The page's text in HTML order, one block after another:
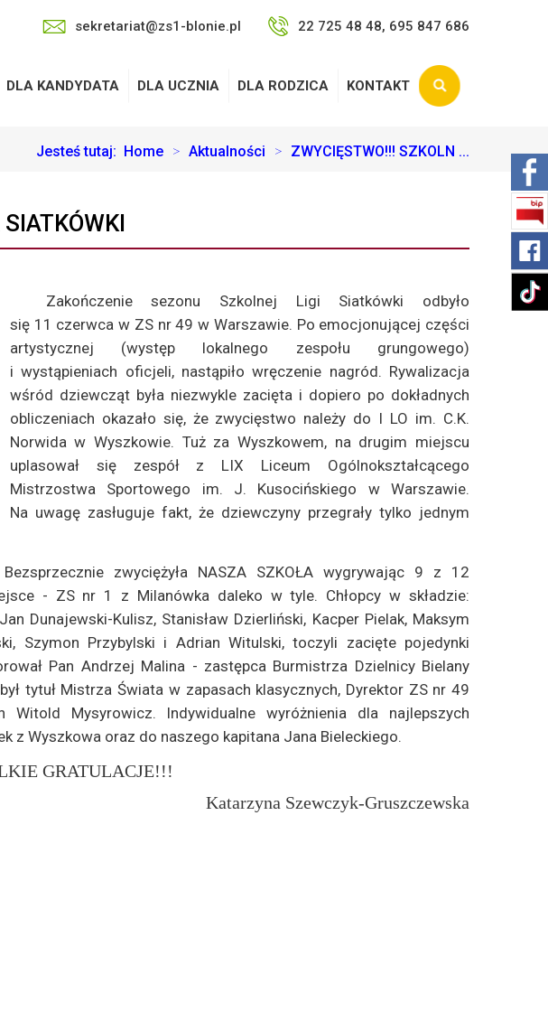
sekretariat@zs1-blonie.pl 22 725 48 48, 695 847 686
DLA KANDYDATA DLA UCZNIA DLA RODZICA KONTAKT
Jesteś tutaj: Home > Aktualności > ZWYCIĘSTWO!!! SZKOLN ...
Zakończenie sezonu Szkolnej Ligi Siatkówki odbyło
się 11 czerwca w ZS nr 49 w Warszawie. Po emocjonującej części
artystycznej (występ lokalnego zespołu grungowego)
i wystąpieniach oficjeli, nastąpiło wręczenie nagród. Rywalizacja
wśród dziewcząt była niezwykle zacięta i dopiero po dokładnych
obliczeniach okazało się, że zwycięstwo należy do I LO im. C.K.
Norwida w Wyszkowie. Tuż za Wyszkowem, na drugim miejscu
uplasował się zespół z LIX Liceum Ogólnokształcącego
Mistrzostwa Sportowego im. J. Kusocińskiego w Warszawie.
Na uwagę zasługuje fakt, że dziewczyny przegrały tylko jednym
zwyciężyła NASZA SZKOŁA wygrywając 9 z 12
- ZS nr 1 z Milanówka daleko w tyle. Chłopcy w składzie:
Dunajewski-Kulisz, Stanisław Dzierliński, Kacper Pielak, Maksym
Szymon Przybylski i Adrian Witulski, toczyli zacięte pojedynki
Pan Andrzej Malina - zastępca Burmistrza Dzielnicy Bielany
tytuł Mistrza Świata w zapasach klasycznych, Dyrektor ZS nr 49
Mysyrowicz. Indywidualne wyróżnienia dla najlepszych
z Wyszkowa oraz do naszego kapitana Jana Bieleckiego.
GRATULACJE!!!
Katarzyna Szewczyk-Gruszczewska